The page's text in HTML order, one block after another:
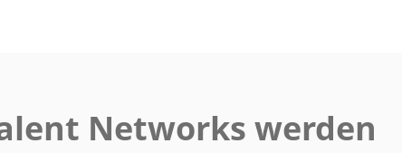
Networks werden